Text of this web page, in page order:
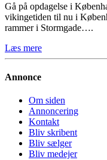
Gå på opdagelse i
vikingetiden til nu i
rammer i Stormgade….
Læs mere
Annonce
Om siden
Annoncering
Kontakt
Bliv skribent
Bliv sælger
Bliv medejer